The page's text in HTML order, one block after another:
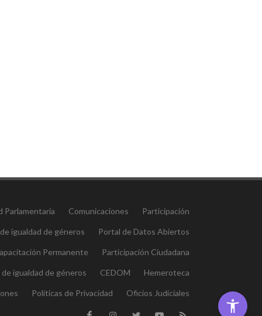
Parlamentaria Comunicaciones Participación
igualdad de géneros Portal de Datos Abiertos
Permanente Participación Ciudadana
de igualdad de géneros CEDOM Hemeroteca
Políticas de Privacidad Oficios Judiciales